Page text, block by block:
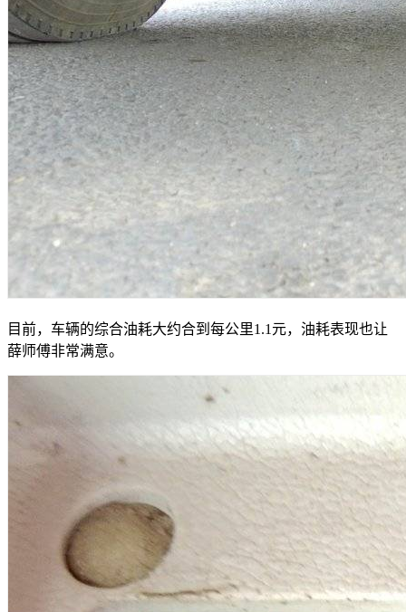
目前，车辆的综合油耗大约合到每公里1.1元，油耗表现也让
薛师傅非常满意。